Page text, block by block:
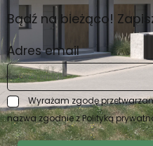
Bądź na bieżąco!
Adres email
Wyrażam zgodę
nazwa zgodnie z Polityką